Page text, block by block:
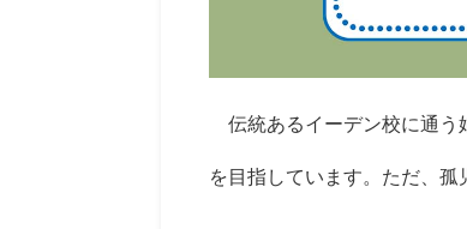
伝統あるイーデン校に通う
を目指しています。ただ、孤